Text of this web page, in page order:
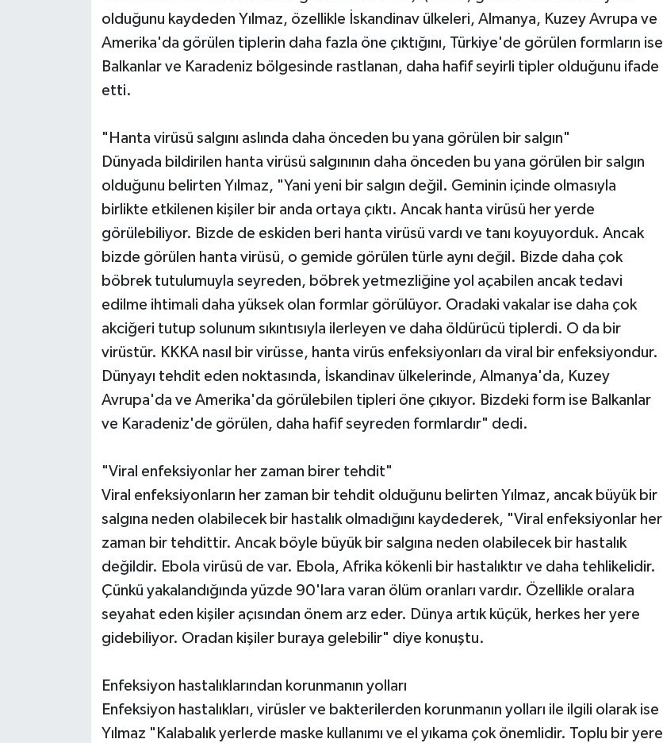
olduğunu kaydeden Yılmaz, özellikle İskandinav ülkeleri, Almanya, Kuzey Avrupa ve
Amerika'da görülen tiplerin daha fazla öne çıktığını, Türkiye'de görülen formların ise
Balkanlar ve Karadeniz bölgesinde rastlanan, daha hafif seyirli tipler olduğunu ifade
etti.
"Hanta virüsü salgını aslında daha önceden bu yana görülen bir salgın"
Dünyada bildirilen hanta virüsü salgınının daha önceden bu yana görülen bir salgın
olduğunu belirten Yılmaz, "Yani yeni bir salgın değil. Geminin içinde olmasıyla
birlikte etkilenen kişiler bir anda ortaya çıktı. Ancak hanta virüsü her yerde
görülebiliyor. Bizde de eskiden beri hanta virüsü vardı ve tanı koyuyorduk. Ancak
bizde görülen hanta virüsü, o gemide görülen türle aynı değil. Bizde daha çok
böbrek tutulumuyla seyreden, böbrek yetmezliğine yol açabilen ancak tedavi
edilme ihtimali daha yüksek olan formlar görülüyor. Oradaki vakalar ise daha çok
akciğeri tutup solunum sıkıntısıyla ilerleyen ve daha öldürücü tiplerdi. O da bir
virüstür. KKKA nasıl bir virüsse, hanta virüs enfeksiyonları da viral bir enfeksiyondur.
Dünyayı tehdit eden noktasında, İskandinav ülkelerinde, Almanya'da, Kuzey
Avrupa'da ve Amerika'da görülebilen tipleri öne çıkıyor. Bizdeki form ise Balkanlar
ve Karadeniz'de görülen, daha hafif seyreden formlardır" dedi.
"Viral enfeksiyonlar her zaman birer tehdit"
Viral enfeksiyonların her zaman bir tehdit olduğunu belirten Yılmaz, ancak büyük bir
salgına neden olabilecek bir hastalık olmadığını kaydederek, "Viral enfeksiyonlar her
zaman bir tehdittir. Ancak böyle büyük bir salgına neden olabilecek bir hastalık
değildir. Ebola virüsü de var. Ebola, Afrika kökenli bir hastalıktır ve daha tehlikelidir.
Çünkü yakalandığında yüzde 90'lara varan ölüm oranları vardır. Özellikle oralara
seyahat eden kişiler açısından önem arz eder. Dünya artık küçük, herkes her yere
gidebiliyor. Oradan kişiler buraya gelebilir" diye konuştu.
Enfeksiyon hastalıklarından korunmanın yolları
Enfeksiyon hastalıkları, virüsler ve bakterilerden korunmanın yolları ile ilgili olarak ise
Yılmaz "Kalabalık yerlerde maske kullanımı ve el yıkama çok önemlidir. Toplu bir yere